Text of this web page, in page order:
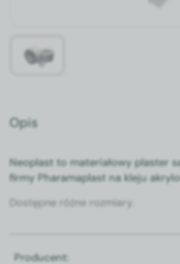
Opis
Neo­plast to mate­ri­ałowy plas­ter
firmy Pharamaplast na kle­ju
Dostęp­ne różne rozmi­ary.
Producent: